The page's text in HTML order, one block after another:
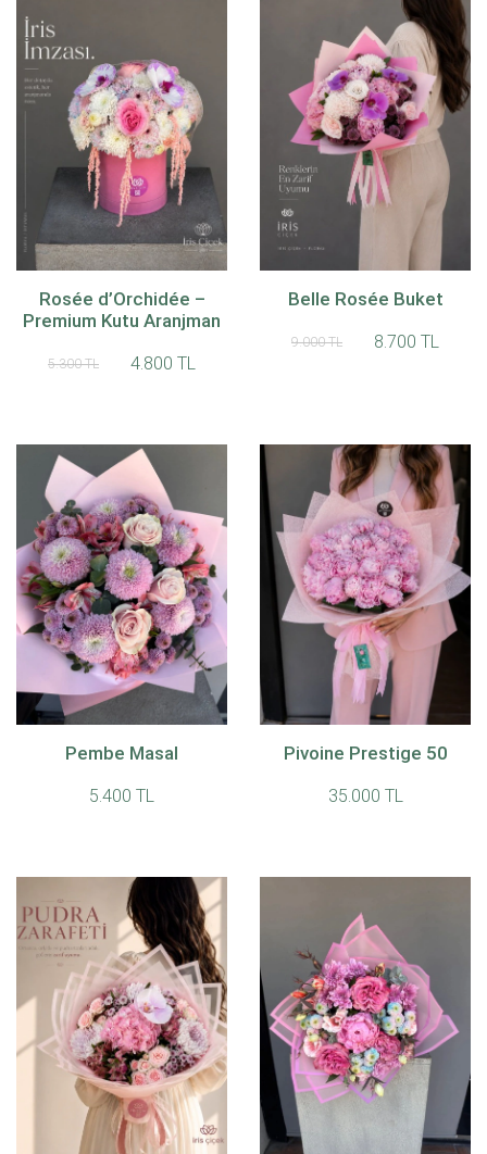
Rosée d’Orchidée –
Premium Kutu Aranjman
5.300 TL 4.800 TL
Belle Rosée Buket
9.000 TL 8.700 TL
Pembe Masal
5.400 TL
Pivoine Prestige 50
35.000 TL